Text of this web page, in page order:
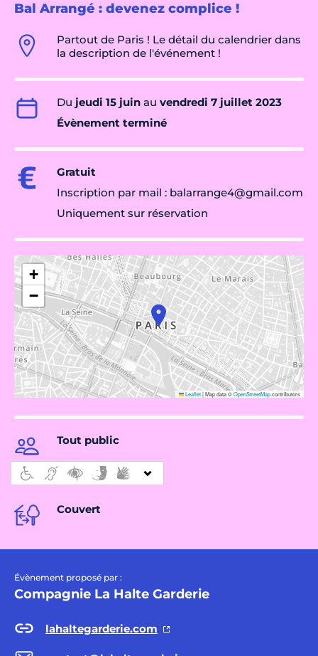
Bal Arrangé : devenez complice !
Partout de Paris ! Le détail du calendrier dans
la description de l'événement !
Du jeudi 15 juin au vendredi 7 juillet 2023
Évènement terminé
Gratuit
Inscription par mail : balarrange4@gmail.com
Uniquement sur réservation
+
−
Leaflet|Map data ©OpenStreetMapcontributors
Tout public
Couvert
Évènement proposé par :
Compagnie La Halte Garderie
lahaltegarderie.com